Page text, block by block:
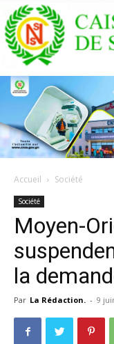
Accueil Société
Société
Moyen-
la
Par La Rédaction. - 9